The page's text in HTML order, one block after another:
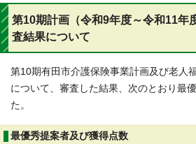
第10期計画（令和9年度～令和11年
査結果について
第10期有田市介護保険事業計画及び老人
について、審査した結果、次のとおり最
た。
最優秀提案者及び獲得点数